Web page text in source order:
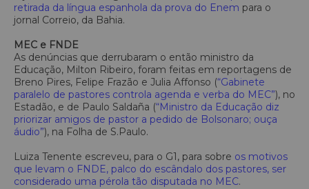
retirada da língua espanhola da prova do Enem para o
jornal Correio, da Bahia.
MEC e FNDE
As denúncias que derrubaram o então ministro da
Educação, Milton Ribeiro, foram feitas em reportagens de
Breno Pires, Felipe Frazão e Julia Affonso (“Gabinete
paralelo de pastores controla agenda e verba do MEC”), no
Estadão, e de Paulo Saldaña (“Ministro da Educação diz
priorizar amigos de pastor a pedido de Bolsonaro; ouça
áudio”), na Folha de S.Paulo.
Luiza Tenente escreveu, para o G1, para sobre os motivos
que levam o FNDE, palco do escândalo dos pastores, ser
considerado uma pérola tão disputada no MEC.